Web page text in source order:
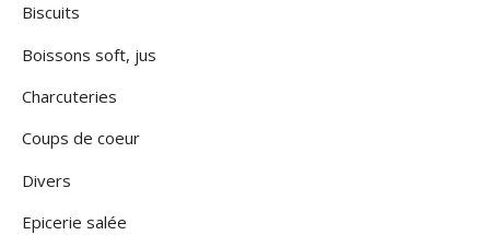
Biscuits
Boissons soft, jus
Charcuteries
Coups de coeur
Divers
Epicerie salée